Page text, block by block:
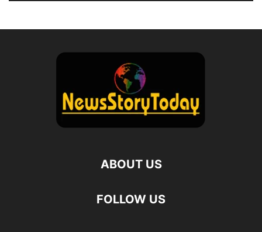
ABOUT US
FOLLOW US